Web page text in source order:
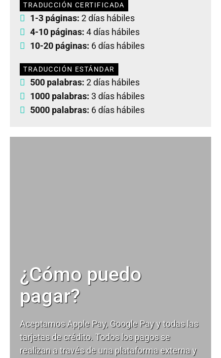
TRADUCCIÓN CERTIFICADA
1-3 páginas: 2 días hábiles
4-10 páginas: 4 días hábiles
10-20 páginas: 6 días hábiles
TRADUCCIÓN ESTÁNDAR
500 palabras: 2 días hábiles
1000 palabras: 3 días hábiles
5000 palabras: 6 días hábiles
¿Cómo puedo
pagar?
Aceptamos Apple Pay, Google Pay y todas las
tarjetas de crédito. Todos los pagos se
realizan a través de una plataforma externa y